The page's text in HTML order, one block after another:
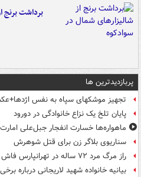
برداشت برنج
پربازدیدترین ها
تجهیز موشکهای سپاه به نفس
پایان تلخ یک نزاع خانوادگی در دورود
ماهواره‌ها خسارت انفجار جبل‌علی امارت
سناریوی بلاگر زن برای قتل شوهرش
راز مرگ مرد ۷۲ ساله در تهرانپارس فاش شد
بیانیه خانواده شهید لاریجانی درباره